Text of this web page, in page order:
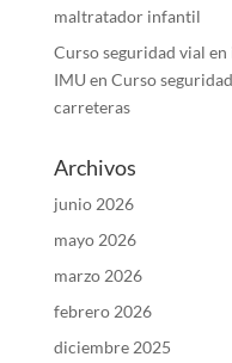
maltratador infantil
Curso seguridad vial
IMU en Curso
carreteras
Archivos
junio 2026
mayo 2026
marzo 2026
febrero 2026
diciembre 2025